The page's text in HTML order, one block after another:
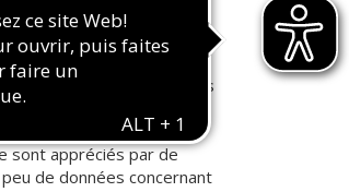
qui est beau et durable.
et psychique et,
avérées efficaces dans
avec en particulier
et, par là même, dans
sont appréciés par de
de données concernant